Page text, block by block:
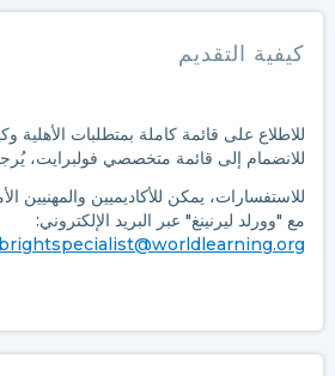
كيفية التقديم
للاطلاع على قائمة كاملة بمتطلبات الأهلية
للانضمام إلى قائمة متخصصي فولبرايت،
للاستفسارات، يمكن للأكاديميين والمهنيين
مع "وورلد ليرنينغ" عبر البريد الإلكتروني: